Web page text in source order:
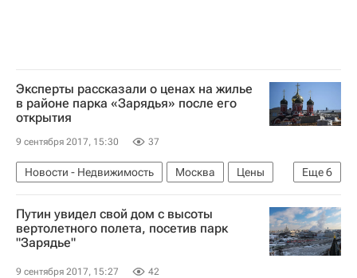
Эксперты рассказали о ценах на жилье
в районе парка «Зарядья» после его
открытия
9 сентября 2017, 15:30 37
Еще6
Новости - Недвижимость Москва
Цены
Элитное жилье
Парки
Зарядье
Строительство парка в Зарядье
Инфраструктура
Путин увидел свой дом с высоты
вертолетного полета, посетив парк
"Зарядье"
9 сентября 2017, 15:27 42